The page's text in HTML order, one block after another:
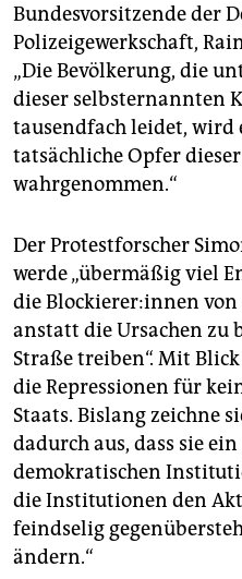
Bundesvorsitzende der
Polizeigewerkschaft,
„Die Bevölkerung, die
dieser selbsternannten
tausendfach leidet, wird
tatsächliche Opfer
wahrgenommen.“
Der Protestforscher
werde „übermäßig viel
die Blo­ckie­re­r:in­nen
anstatt die Ursachen zu
Straße treiben“. Mit
die Repressionen für
Staats. Bislang zeichne
dadurch aus, dass sie
demokratischen
die Institutionen den
feindselig
ändern.“